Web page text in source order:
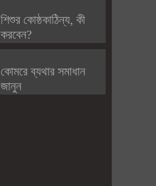
শিশুর কোষ্ঠকাঠিন্য, কী
করবেন?
কোমরে ব্যথার সমাধান
জানুন